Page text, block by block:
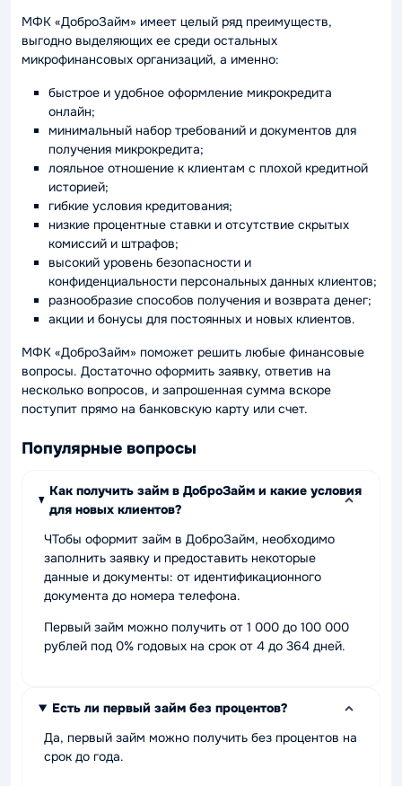
МФК «ДоброЗайм» имеет целый ряд преимуществ,
выгодно выделяющих ее среди остальных
микрофинансовых организаций, а именно:
быстрое и удобное оформление микрокредита
онлайн;
минимальный набор требований и документов для
получения микрокредита;
лояльное отношение к клиентам с плохой кредитной
историей;
гибкие условия кредитования;
низкие процентные ставки и отсутствие скрытых
комиссий и штрафов;
высокий уровень безопасности и
конфиденциальности персональных данных клиентов;
разнообразие способов получения и возврата денег;
акции и бонусы для постоянных и новых клиентов.
МФК «ДоброЗайм» поможет решить любые финансовые
вопросы. Достаточно оформить заявку, ответив на
несколько вопросов, и запрошенная сумма вскоре
поступит прямо на банковскую карту или счет.
Популярные вопросы
Как получить займ в ДоброЗайм и какие условия
для новых клиентов?
ЧТобы оформит займ в ДоброЗайм, необходимо
заполнить заявку и предоставить некоторые
данные и документы: от идентификационного
документа до номера телефона.
Первый займ можно получить от 1 000 до 100 000
рублей под 0% годовых на срок от 4 до 364 дней.
Есть ли первый займ без процентов?
Да, первый займ можно получить без процентов на
срок до года.